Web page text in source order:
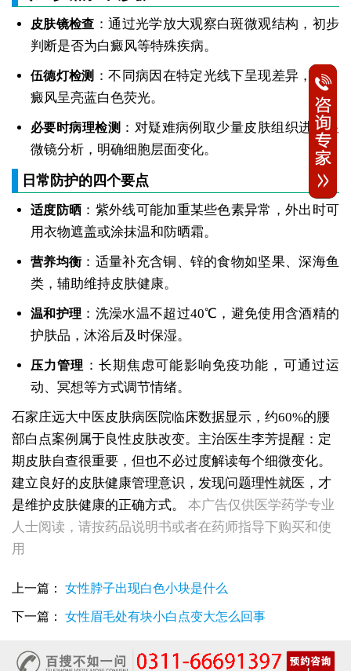
皮肤镜检查 ：通过光学放大观察白斑微观结构，初步
判断是否为白癜风等特殊疾病。
伍德灯检测
：不同病因在特定光线下呈现差异，如白
癜风呈亮蓝白色荧光。
必要时病理检测 ：对疑难病例取少量皮肤组织进行显
微镜分析，明确细胞层面变化。
日常防护的四个要点
适度防晒 ：紫外线可能加重某些色素异常，外出时可
用衣物遮盖或涂抹温和防晒霜。
营养均衡 ：适量补充含铜、锌的食物如坚果、深海鱼
类，辅助维持皮肤健康。
温和护理 ：洗澡水温不超过40℃，避免使用含酒精的
护肤品，沐浴后及时保湿。
压力管理 ：长期焦虑可能影响免疫功能，可通过运
动、冥想等方式调节情绪。
石家庄远大中医皮肤病医院临床数据显示，约60%的腰
部白点案例属于良性皮肤改变。主治医生李芳提醒：定
期皮肤自查很重要，但也不必过度解读每个细微变化。
建立良好的皮肤健康管理意识，发现问题理性就医，才
是维护皮肤健康的正确方式。
本广告仅供医学药学专业
人士阅读，请按药品说明书或者在药师指导下购买和使
用
上一篇： 女性脖子出现白色小块是什么
下一篇： 女性眉毛处有块小白点变大怎么回事
女性后背腰窝长小白点凹陷处色素变淡，是白癜风早期症状吗
女生脚踝骨节凸起处长白斑 脱色原因与应对方法
女性小腿冒出小白点，浅色斑点是白癜风吗
女性尾椎骨白斑是白癜风吗后背浅色皮损判断
眼角细小白点、眼周浅色斑块，严重吗
女生鼻翼下方长淡白斑怎么回事？鼻下皮肤发白原因详解